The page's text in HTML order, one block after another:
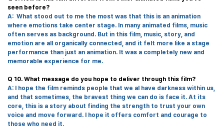
seen before?
A: What stood out to me the most was that this is an animation
where emotions take center stage. In many animated films, music
often serves as background. But in this film, music, story, and
emotion are all organically connected, and it felt more like a stage
performance than just an animation. It was a completely new and
memorable experience for me.
Q 10. What message do you hope to deliver through this film?
A: I hope the film reminds people that we al have darkness within us,
and that sometimes, the bravest thing we can do is face it. At its
core, this is a story about finding the strength to trust your own
voice and move forward. I hope it offers comfort and courage to
those who need it.